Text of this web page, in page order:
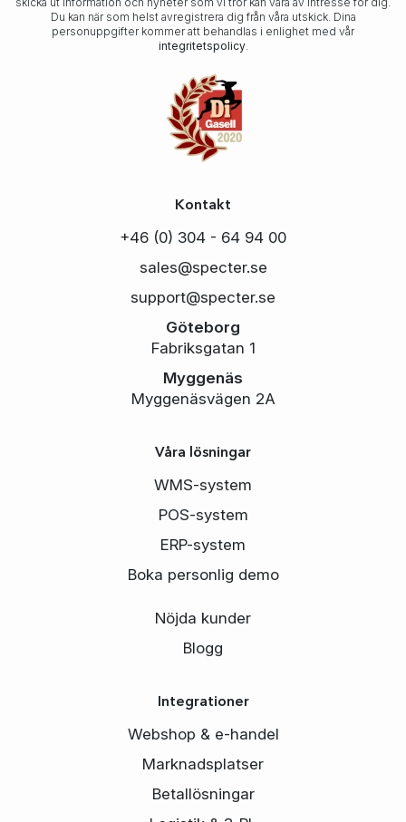
Du kan när som helst avregistrera dig från våra utskick. Dina
personuppgifter kommer att behandlas i enlighet med vår
integritetspolicy.
Kontakt
+46 (0) 304 - 64 94 00
sales@specter.se
support@specter.se
Göteborg
Fabriksgatan 1
Myggenäs
Myggenäsvägen 2A
Våra lösningar
WMS-system
POS-system
ERP-system
Boka personlig demo
Nöjda kunder
Blogg
Integrationer
Webshop & e-handel
Marknadsplatser
Betallösningar